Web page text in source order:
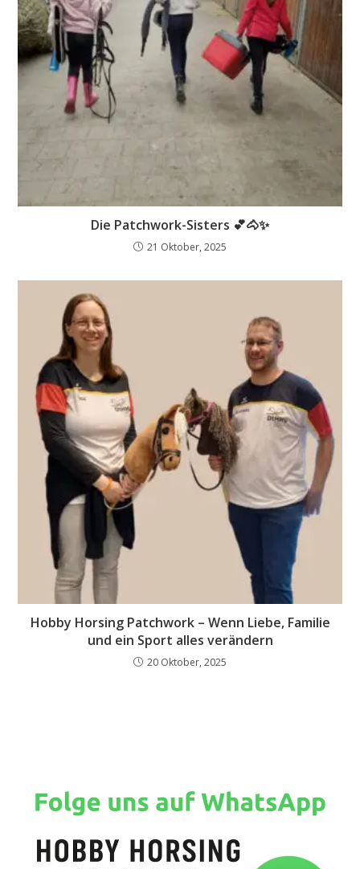
Die Patchwork-Sisters 💕🐴✨
21 Oktober, 2025
Hobby Horsing Patchwork – Wenn Liebe, Familie
und ein Sport alles verändern
20 Oktober, 2025